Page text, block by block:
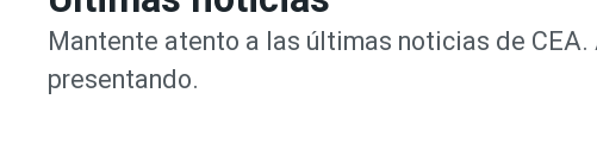
Mantente atento a las últimas noticias de
presentando.